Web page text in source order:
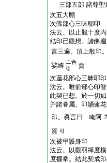
三部五部 諸尊聖
次五大願
次佛部心三昧耶印
法云。以止觀十度
結印已觀想。諸佛
言三遍。頂上散印
娑縛 二合
引
賀
次蓮花部心三昧耶印
法云。唯前部心印
此契已想。於一切
并諸眷屬。即誦蓮
印。眞言曰 唵阿
賀 引
次被甲護身印
法云。以觀羽禪度
度握拳。結此契成